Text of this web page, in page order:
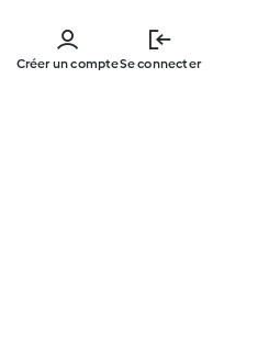
main
Créer un compteSe connecter